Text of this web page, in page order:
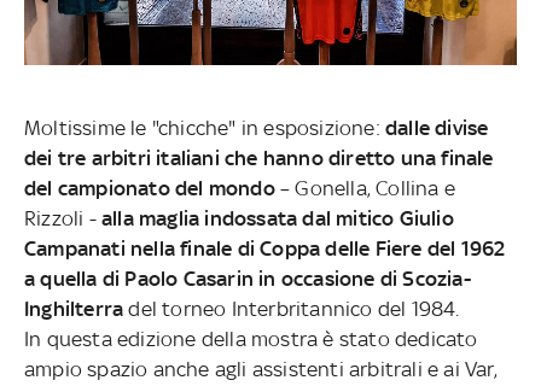
Moltissime le "chicche" in esposizione: dalle divise
dei tre arbitri italiani che hanno diretto una finale
del campionato del mondo– Gonella, Collina e
Rizzoli -alla maglia indossata dal mitico Giulio
Campanati nella finale di Coppa delle Fiere del 1962
a quella di Paolo Casarin in occasione di Scozia-
Inghilterra del torneo Interbritannico del 1984.
In questa edizione della mostra è stato dedicato
ampio spazio anche agli assistenti arbitrali e ai Var,